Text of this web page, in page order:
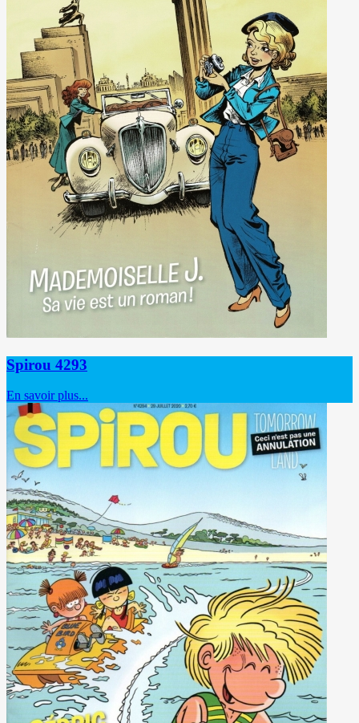
Spirou 4293
En savoir plus...